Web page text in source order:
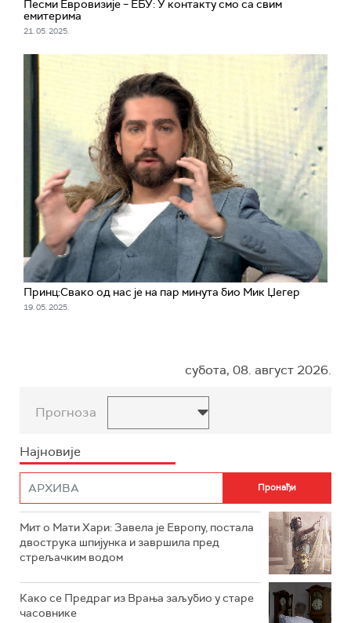
Песми Евровизије – ЕБУ: У контакту смо са свим
емитерима
21. 05. 2025.
Принц:Свако од нас је на пар минута био Мик Џегер
19. 05. 2025.
субота, 08. август 2026.
Прогноза
Најновије
Мит о Мати Хари: Завела је Европу, постала
двострука шпијунка и завршила пред
стрељачким водом
Како се Предраг из Врања заљубио у старе
часовнике